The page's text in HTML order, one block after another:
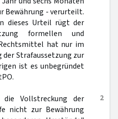
Bewährung - verurteilt.
dieses Urteil rügt der
formellen und
hat nur im
der Strafaussetzung zur
ist es unbegründet
2
die Vollstreckung der
nicht zur Bewährung